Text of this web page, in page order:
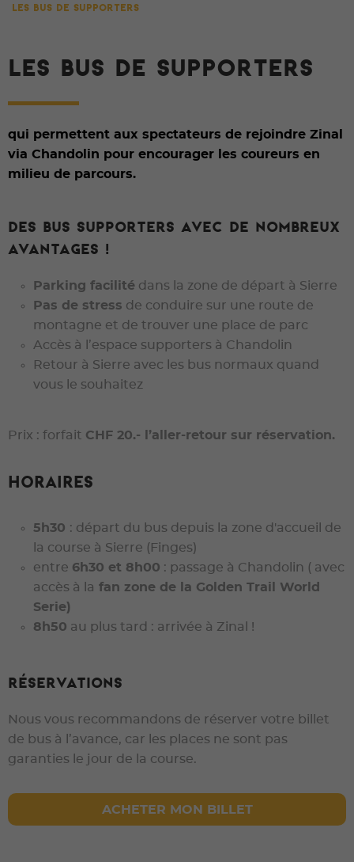
Les bus de supporters
LES BUS DE SUPPORTERS
qui permettent aux spectateurs de rejoindre Zinal
via Chandolin pour encourager les coureurs en
milieu de parcours.
Des bus supporters avec de nombreux
avantages !
Parking facilité dans la zone de départ à Sierre
Pas de stress de conduire sur une route de
montagne et de trouver une place de parc
Accès à l’espace supporters à Chandolin
Retour à Sierre avec les bus normaux quand
vous le souhaitez
Prix : forfait CHF 20.- l’aller-retour sur réservation.
Horaires
5h30 : départ du bus depuis la zone d'accueil de
la course à Sierre (Finges)
entre 6h30 et 8h00 : passage à Chandolin ( avec
accès à la fan zone de la Golden Trail World
Serie)
8h50 au plus tard : arrivée à Zinal !
Réservations
Nous vous recommandons de réserver votre billet
de bus à l’avance, car les places ne sont pas
garanties le jour de la course.
ACHETER MON BILLET